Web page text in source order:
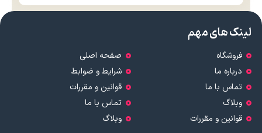
لینک های مهم
فروشگاه
درباره ما
تماس با ما
وبلاگ
قوانین و مقررات
صفحه اصلی
شرایط و ضوابط
قوانین و مقررات
تماس با ما
وبلاگ